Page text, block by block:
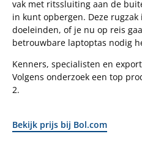
vak met ritssluiting aan de
in kunt opbergen. Deze
doeleinden, of je nu op reis
betrouwbare laptoptas nodig
Kenners, specialisten en
Volgens onderzoek een top
2.
Bekijk prijs bij Bol.com